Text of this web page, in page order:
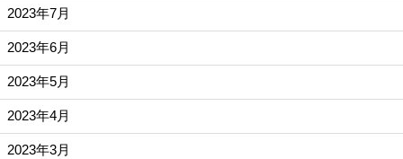
2023年7月
2023年6月
2023年5月
2023年4月
2023年3月